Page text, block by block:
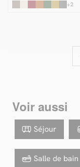
+2
Voir aussi
Séjour
Salle de bain